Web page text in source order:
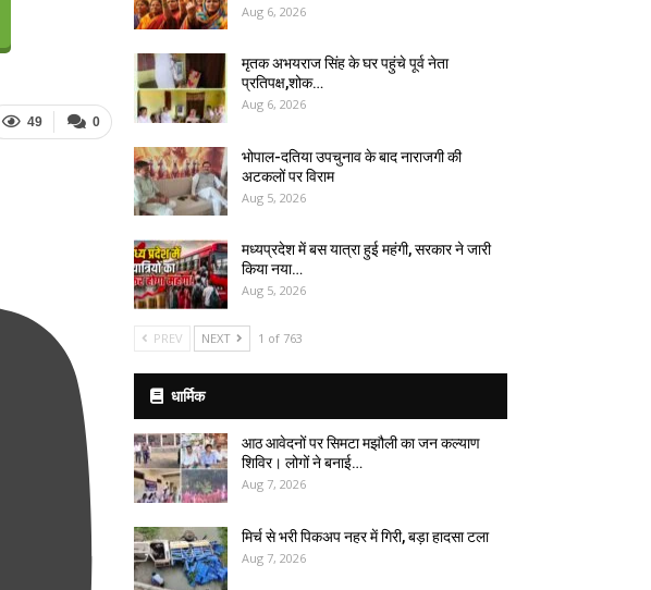
0
49
Aug 6, 2026
मृतक अभयराज सिंह के घर पहुंचे पूर्व नेता
प्रतिपक्ष,शोक…
Aug 6, 2026
भोपाल-दतिया उपचुनाव के बाद नाराजगी की
अटकलों पर विराम
Aug 5, 2026
मध्यप्रदेश में बस यात्रा हुई महंगी, सरकार ने जारी
किया नया…
Aug 5, 2026
PREV NEXT 1 of 763
धार्मिक
आठ आवेदनों पर सिमटा मझौली का जन कल्याण
शिविर। लोगों ने बनाई…
Aug 7, 2026
मिर्च से भरी पिकअप नहर में गिरी, बड़ा हादसा टला
Aug 7, 2026